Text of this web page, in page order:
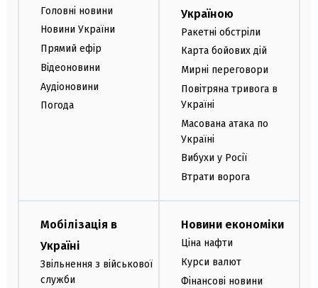
Головні новини
Новини України
Прямий ефір
Відеоновини
Аудіоновини
Погода
Україною
Ракетні обстріли
Карта бойових дій
Мирні переговори
Повітряна тривога в
Україні
Масована атака по
Україні
Вибухи у Росії
Втрати ворога
Мобілізація в
Україні
Звільнення з військової
служби
Новини економіки
Ціна нафти
Курси валют
Фінансові новини